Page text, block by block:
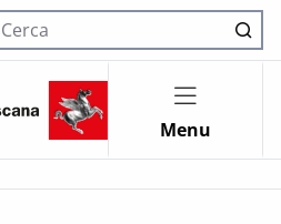
Cerca nel sito
Menu